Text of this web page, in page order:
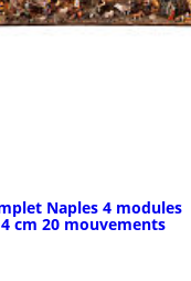
Naples 4 modules
cm 20 mouvements